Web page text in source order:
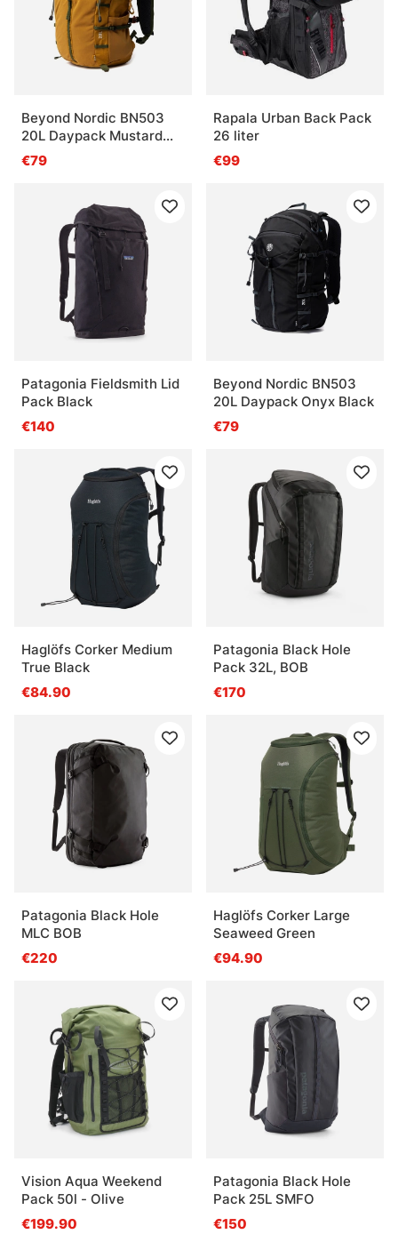
Beyond Nordic BN503
20L Daypack Mustard
Yellow
€79
Rapala Urban Back Pack
26 liter
€99
Patagonia Fieldsmith Lid
Pack Black
€140
Beyond Nordic BN503
20L Daypack Onyx Black
€79
Haglöfs Corker Medium
True Black
€84.90
Patagonia Black Hole
Pack 32L, BOB
€170
Patagonia Black Hole
MLC BOB
€220
Haglöfs Corker Large
Seaweed Green
€94.90
Vision Aqua Weekend
Pack 50l - Olive
€199.90
Patagonia Black Hole
Pack 25L SMFO
€150